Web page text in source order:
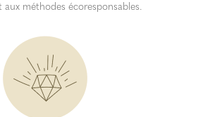
aux méthodes écoresponsables.